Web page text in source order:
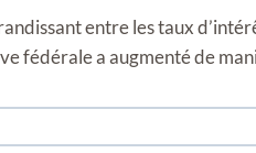
entre les taux
fédérale a augmenté de